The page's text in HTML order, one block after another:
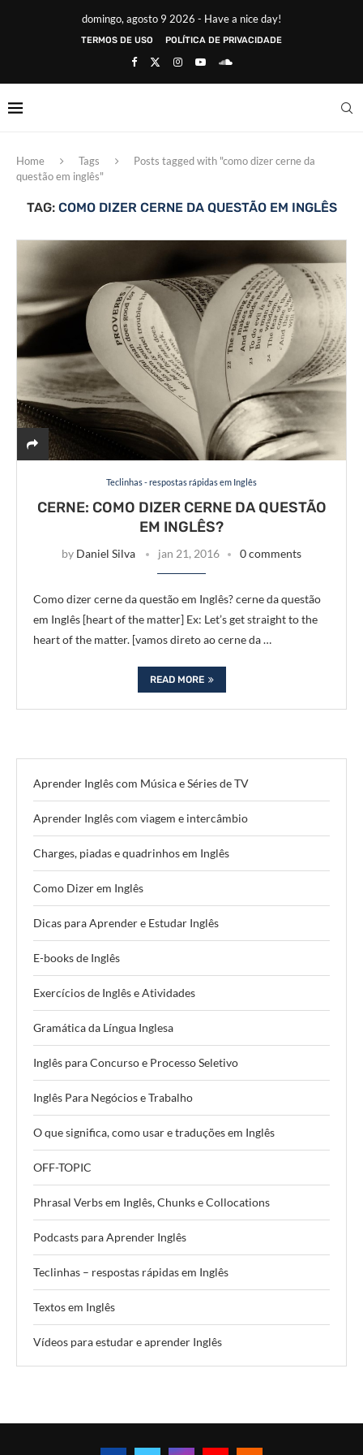
domingo, agosto 9 2026 - Have a nice day!
TERMOS DE USO POLÍTICA DE PRIVACIDADE
Home Tags
Posts tagged with "como dizer cerne da
questão em inglês"
TAG: COMO DIZER CERNE DA QUESTÃO EM INGLÊS
Teclinhas - respostas rápidas em Inglês
CERNE: COMO DIZER CERNE DA QUESTÃO
EM INGLÊS?
by Daniel Silva jan 21, 2016 0 comments
Como dizer cerne da questão em Inglês? cerne da questão
em Inglês [heart of the matter] Ex: Let’s get straight to the
heart of the matter. [vamos direto ao cerne da …
READ MORE
Aprender Inglês com Música e Séries de TV
Aprender Inglês com viagem e intercâmbio
Charges, piadas e quadrinhos em Inglês
Como Dizer em Inglês
Dicas para Aprender e Estudar Inglês
E-books de Inglês
Exercícios de Inglês e Atividades
Gramática da Língua Inglesa
Inglês para Concurso e Processo Seletivo
Inglês Para Negócios e Trabalho
O que significa, como usar e traduções em Inglês
OFF-TOPIC
Phrasal Verbs em Inglês, Chunks e Collocations
Podcasts para Aprender Inglês
Teclinhas – respostas rápidas em Inglês
Textos em Inglês
Vídeos para estudar e aprender Inglês